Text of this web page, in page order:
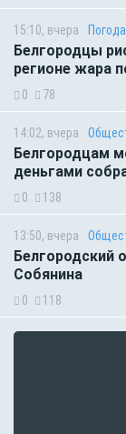
15:10, вчера Погода
Белгородцы
регионе жара
0 78
14:02, вчера
Белгородцам
деньгами
0 138
13:50, вчера
Белгородский
Собянина
0 118